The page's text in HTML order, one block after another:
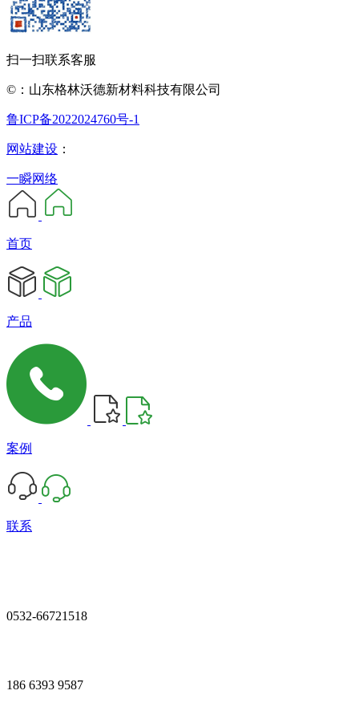
扫一扫联系客服
©：山东格林沃德新材料科技有限公司
鲁ICP备2022024760号-1
网站建设 ：
一瞬网络
首页
产品
案例
联系
0532-66721518
186 6393 9587